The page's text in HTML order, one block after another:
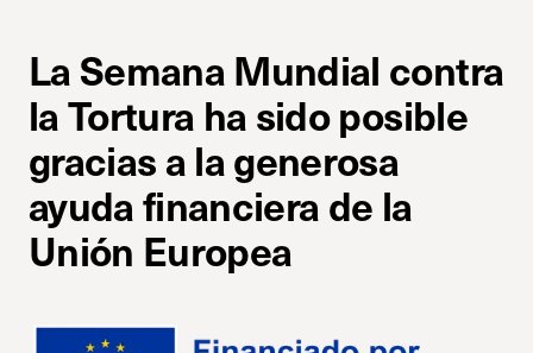
La Semana Mundial contra
la Tortura ha sido posible
gracias a la generosa
ayuda financiera de la
Unión Europea